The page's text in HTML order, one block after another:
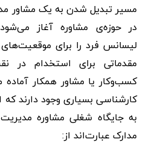
مسیر تبدیل شدن به یک مشاور
در حوزه‌ی مشاوره آغاز
لیسانس فرد را برای
مقدماتی برای استخدام در
کسب‌وکار یا مشاور همکار
کارشناسی بسیاری وجود دارند
به جایگاه شغلی مشاوره
مدارک عبارت‌اند از: